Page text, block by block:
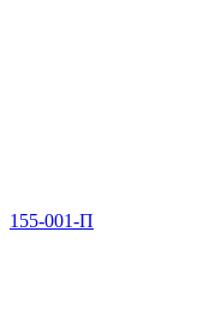
155-001-П